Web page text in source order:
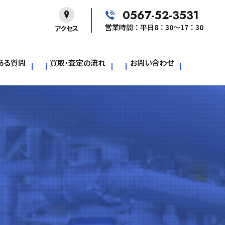
アクセス
0567-52-3531
営業時間：平日8：30～17：30
る質問 買取・査定の流れ お問い合わせ